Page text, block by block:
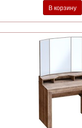
В корзину